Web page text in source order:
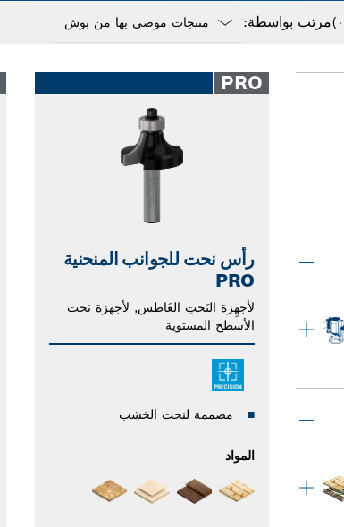
مرتب بواسطة:
closed
PRO
رأس نحت للجوانب المنحنية
PRO
لأجهِزة النَحتِ الغَاطس, لأجهزة نحت
الأسطح المستوية
مصممة لنحت الخشب
المواد